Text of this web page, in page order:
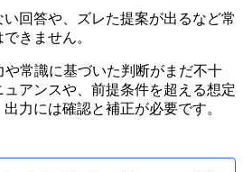
回答や、ズレた提案が出るなど常
きません。
常識に基づいた判断がまだ不十
アンスや、前提条件を超える想定
力には確認と補正が必要です。